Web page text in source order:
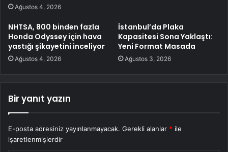
Ağustos 4, 2026
NHTSA, 800 binden fazla
Honda Odyssey için hava
yastığı şikayetini inceliyor
Ağustos 4, 2026
İstanbul’da Plaka
Kapasitesi Sona Yaklaştı:
Yeni Format Masada
Ağustos 3, 2026
Bir yanıt yazın
E-posta adresiniz yayınlanmayacak. Gerekli alanlar * ile
işaretlenmişlerdir